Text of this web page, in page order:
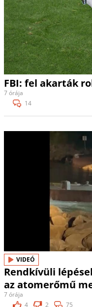
FBI: fel akarták
7 órája
14
VIDEÓ
Rendkívüli
az atomerőmű
7 órája
4
2 75